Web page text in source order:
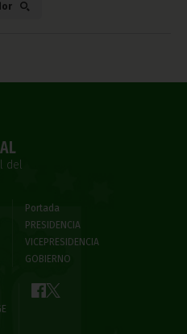
del
Portada
PRESIDENCIA
VICEPRESIDENCIA
GOBIERNO